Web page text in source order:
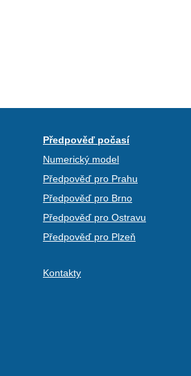
Předpověď počasí
Numerický model
Předpověď pro Prahu
Předpověď pro Brno
Předpověď pro Ostravu
Předpověď pro Plzeň
Kontakty